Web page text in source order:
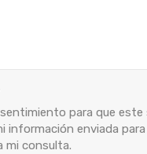
para que este
información enviada
mi consulta.